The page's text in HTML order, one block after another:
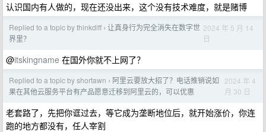
认识国内有人做的，现在还没出来，这个没有技术难度，就是赌博
Replied to a topic by thinkdiff › 让真身行为完全消失在数字世
界里？
2024 年 5 月 14
日
@itskingname 在国外你就不上网了？
Replied to a topic by shortawn › 阿里云要放大招了？电话推销说如
果在其他云服务平台有产品愿意迁移到阿里云的，可以优惠
2024 年 4
月 30 日
老套路了，先把你诓过去，等它成为垄断地位后，就开始涨价，你连
跑的地方都没有，任人宰割